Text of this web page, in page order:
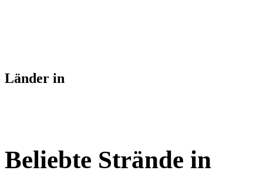
Länder in
Beliebte Strände in